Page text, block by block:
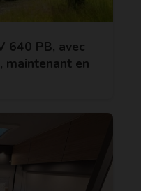
640 PB, avec
en